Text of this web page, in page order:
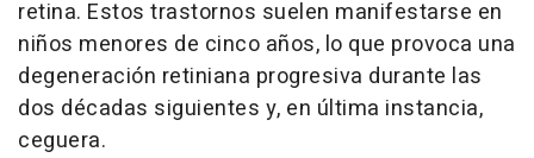
retina. Estos trastornos suelen manifestarse en
niños menores de cinco años, lo que provoca una
degeneración retiniana progresiva durante las
dos décadas siguientes y, en última instancia,
ceguera.